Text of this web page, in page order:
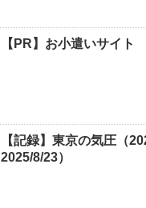
【PR】お小遣いサイ
【記録】東京の気圧（
2025/8/23）